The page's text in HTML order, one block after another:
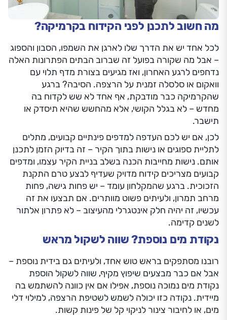
מה חשוב לתכנן לפני הקידוח בקרמיקה?
לכל אחד יש את הדרך שלו לארגן את השמפו, הסבון והספוג
– אבל מה שקורה בפועל זה שברוב הבתים הפתרונות האלה
נדחפים לרגע האחרון, ואז מגיעים בצורת מדף תלוי עם
וואקום או סלסלה זמנית על הרצפה. הסיבה? ברגע
שהקרמיקה כבר מודבקת, אף אחד לא שש לקדוח בה
מחדש – לא בגלל הקושי, אלא מהחשש שהיא תיסדק או
תישבר.
לכן, אם יש לכם העדפה למדפים פינתיים קבועים, מתלים
לתליית ספוגים או נישות בתוך הקיר – זה בדיוק הזמן לתכנן
אותם. נישות מחייבות הכנה בשלב בניית הקיר עצמו, ומדפים
קבועים מצריכים קידוח מדויק שעדיף לבצע טרם התקנת
הזכוכית. ברגע שהמקלחון עומד – יש פחות גישה, פחות
מרחב תמרון, ולעיתים פשוט מוותרים. אם תבצעו את זה
עכשיו, זה יהיה חלק אינטגרלי מהעיצוב – לא פתרון אלתור
לשנים קדימה.
נקודת מים נוספת? שווה לשקול מראש
רובנו מסתפקים בראש טוש אחד, ולעיתים גם בידית נוספת –
אבל אם כבר מבצעים שיפוץ מקיף, שווה לשקול הוספת
נקודת מים נמוכה נוספת, אפילו אם אין כוונה להשתמש בה
מיידית. נקודה כזו יכולה לשמש לשטיפת הרצפה, למילוי דלי
מים, או לחיבור צינור לניקוי קל של פינות קשות.